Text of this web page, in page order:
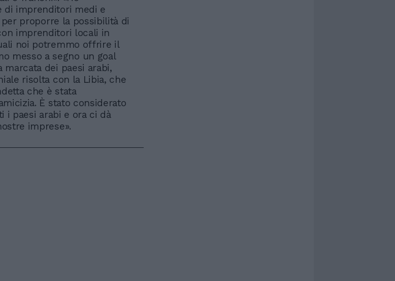
di imprenditori medi e
proporre la possibilità di
imprenditori locali in
noi potremmo offrire il
messo a segno un goal
dei paesi arabi,
risolta con la Libia, che
che è stata
È stato considerato
i paesi arabi e ora ci dà
imprese».